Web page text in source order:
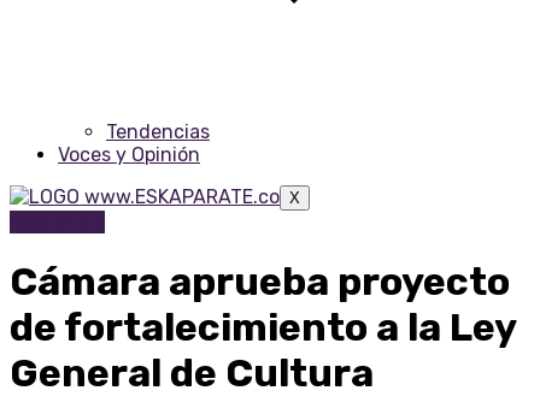
Tendencias
Voces y Opinión
X
Cámara aprueba proyecto
de fortalecimiento a la Ley
General de Cultura